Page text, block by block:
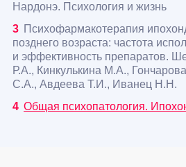
Нардонэ. Психология и жизнь
Психофармакотерапия
позднего возраста: частота
и эффективность препаратов.
Р.А., Кинкулькина М.А.,
С.А., Авдеева Т.И., Иванец Н.Н.
Общая психопатология.